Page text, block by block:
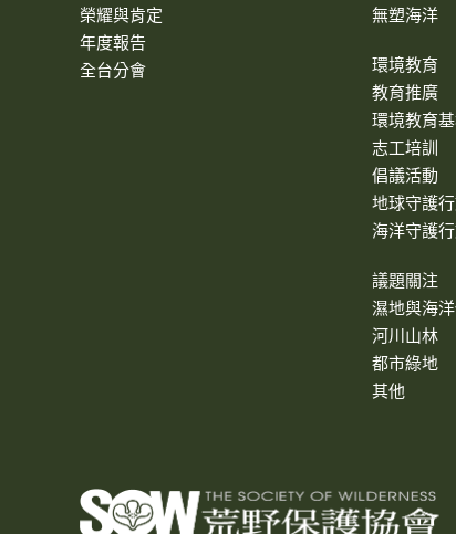
榮耀與肯定
年度報告
全台分會
無塑海洋
環境教育
教育推廣
環境教育
志工培訓
倡議活動
地球守護
海洋守護
議題關注
濕地與海
河川山林
都市綠地
其他